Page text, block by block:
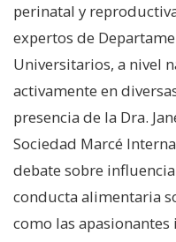
perinatal y
expertos de
Universitarios, a nivel
activamente en
presencia de la Dra.
Sociedad Marcé
debate sobre
conducta alimentaria
como las